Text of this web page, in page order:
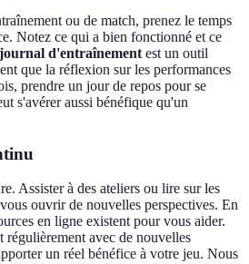
ou de match, prenez le temps
Notez ce qui a bien fonctionné et ce
journal d'entraînement est un outil
que la réflexion sur les performances
prendre un jour de repos pour se
s'avérer aussi bénéfique qu'un
Assister à des ateliers ou lire sur les
ouvrir de nouvelles perspectives. En
en ligne existent pour vous aider.
régulièrement avec de nouvelles
un réel bénéfice à votre jeu. Nous